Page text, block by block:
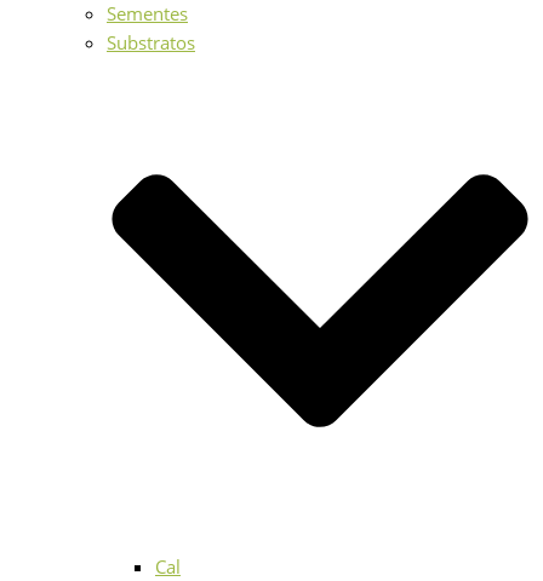
Sementes
Substratos
Cal